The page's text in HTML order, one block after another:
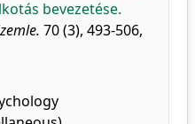
bevezetése.
70 (3), 493-506,